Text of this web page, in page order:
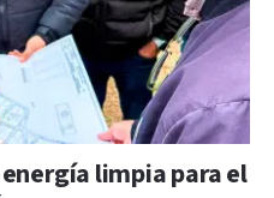
limpia para el